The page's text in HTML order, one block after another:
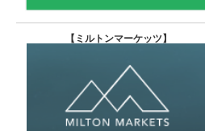
【 ミルトンマーケッツ】